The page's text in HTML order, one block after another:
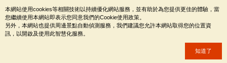
本網站使用cookies等相關技術以持續優化網站服務，並有助於為您提供更佳的體驗，當
您繼續使用本網站即表示您同意我們的Cookie使用政策。
另外，本網站也提供周邊景點自動偵測服務，我們建議您允許本網站取得您的位置資
訊，以開啟及使用此智慧化服務。
知道了